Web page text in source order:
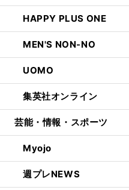
HAPPY PLUS ONE
MEN'S NON-NO
UOMO
集英社オンライン
芸能・情報・スポーツ
Myojo
週プレNEWS